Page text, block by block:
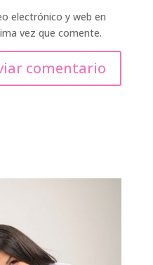
electrónico y web en
vez que comente.